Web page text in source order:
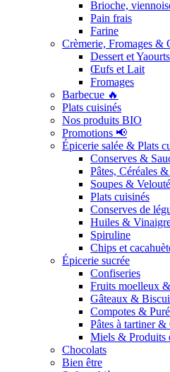
Brioche,
Pain frais
Farine
Crèmerie, Fromages &
Dessert et Yaourts
Œufs et Lait
Fromages
Barbecue 🔥
Plats cuisinés
Nos produits BIO
Promotions 📢
Épicerie salée & Plats
Conserves &
Pâtes, Céréales
Soupes &
Plats cuisinés
Conserves de
Huiles &
Spiruline
Chips et
Épicerie sucrée
Confiseries
Fruits moelleux
Gâteaux &
Compotes &
Pâtes à tartiner
Miels & Produits
Chocolats
Bien être